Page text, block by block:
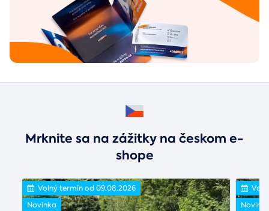
Mrknite sa na zážitky na českom e-
shope
Volný termín od 09.08.2026
Novinka